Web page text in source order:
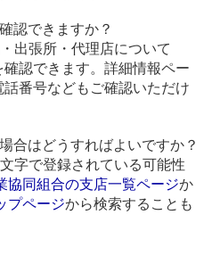
認できますか？
出張所・代理店について
認できます。詳細情報ペー
番号などもご確認いただけ
合はどうすればよいですか？
字で登録されている可能性
協同組合の支店一覧ページか
プページから検索することも